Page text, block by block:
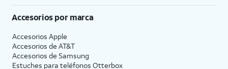
Accesorios por marca
Accesorios Apple
Accesorios de AT&T
Accesorios de Samsung
Estuches para teléfonos Otterbox